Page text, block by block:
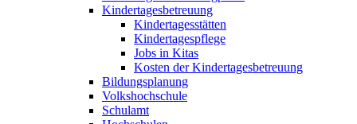
Kindertagesbetreuung
Kindertagesstätten
Kindertagespflege
Jobs in Kitas
Kosten der Kindertagesbetreuung
Bildungsplanung
Volkshochschule
Schulamt